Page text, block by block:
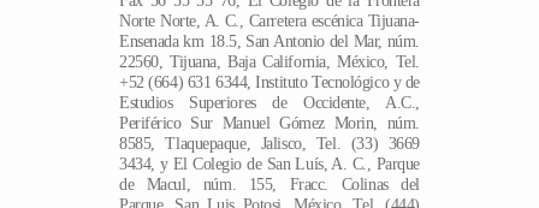
Norte Norte, A. C., Carretera escénica Tijuana-
Ensenada km 18.5, San Antonio del Mar, núm.
22560, Tijuana, Baja California, México, Tel.
+52 (664) 631 6344, Instituto Tecnológico y de
Estudios Superiores de Occidente, A.C.,
Periférico Sur Manuel Gómez Morin, núm.
8585, Tlaquepaque, Jalisco, Tel. (33) 3669
3434, y El Colegio de San Luís, A. C., Parque
de Macul, núm. 155, Fracc. Colinas del